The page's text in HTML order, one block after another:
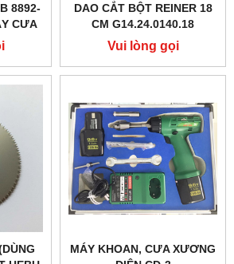
8892-
CƯA
DAO CẮT BỘT REINER 18
CM G14.24.0140.18
Vui lòng gọi
MÁY KHOAN, CƯA XƯƠNG